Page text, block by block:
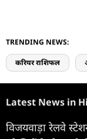
TRENDING NEWS:
करियर राशिफल
Latest News in
विजयवाड़ा रेलवे